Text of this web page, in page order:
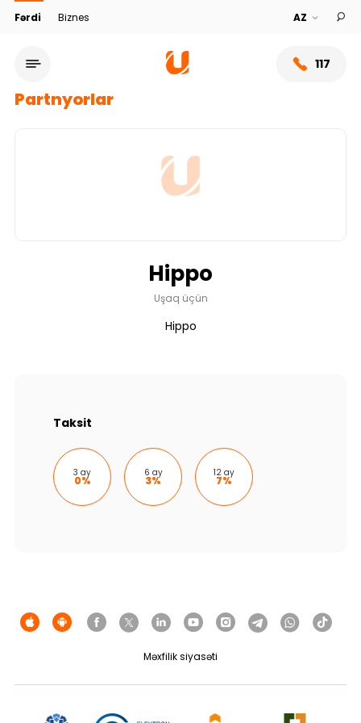
Fərdi Biznes
117
Xidmət şəbəkəsi
Bank haqqında
Tariflər
İnsan Resursları
Partnyorlar
Hippo
Uşaq üçün
Hippo
Taksit
3 ay
0%
6 ay
3%
12 ay
7%
Məxfilik siyasəti